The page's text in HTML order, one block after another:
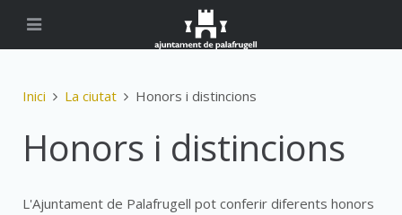
Inici La ciutat Honors i distincions
Honors i distincions
L'Ajuntament de Palafrugell pot conferir diferents honors